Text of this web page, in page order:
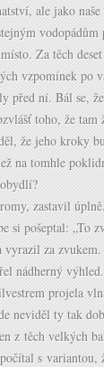
ale jako
Za těch
vzpomínek po
před ní. Bál se,
toho, že tam
že jeho kroky
na tomhle
zastavil
si pošeptal: „To
vyrazil za zvukem.
nádherný
projela
neviděl ty tak
z těch velkých
s variantou,